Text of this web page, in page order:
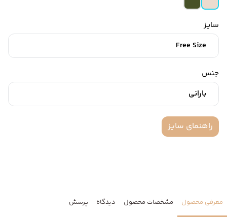
سایز
Free Size
جنس
بارانی
راهنمای سایز
معرفی محصول مشخصات محصول دیدگاه پرسش